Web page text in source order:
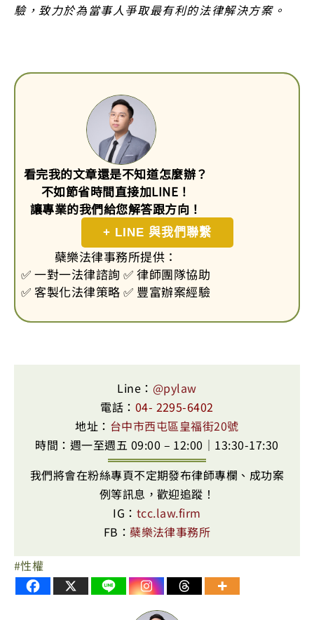
驗，致力於為當事人爭取最有利的法律解決方案。
看完我的文章還是不知道怎麼辦？
不如節省時間直接加LINE！
讓專業的我們給您解答跟方向！
+ LINE 與我們聯繫
蘗樂法律事務所提供：
✅ 一對一法律諮詢 ✅ 律師團隊協助
✅ 客製化法律策略 ✅ 豐富辦案經驗
Line： @pylaw
電話： 04- 2295-6402
地址： 台中市西屯區皇福街20號
時間：週一至週五 09:00 – 12:00｜13:30-17:30
我們將會在粉絲專頁不定期發布律師專欄、成功案
例等訊息，歡迎追蹤！
IG： tcc.law.firm
FB：蘗樂法律事務所
性權